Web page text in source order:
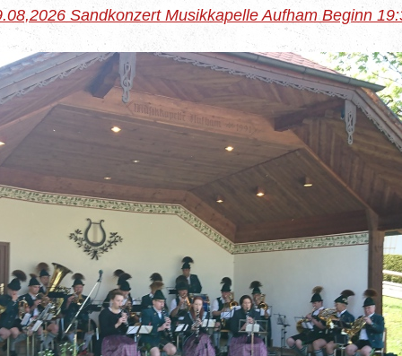
Sandkonzert Musikkapelle Aufham Beginn